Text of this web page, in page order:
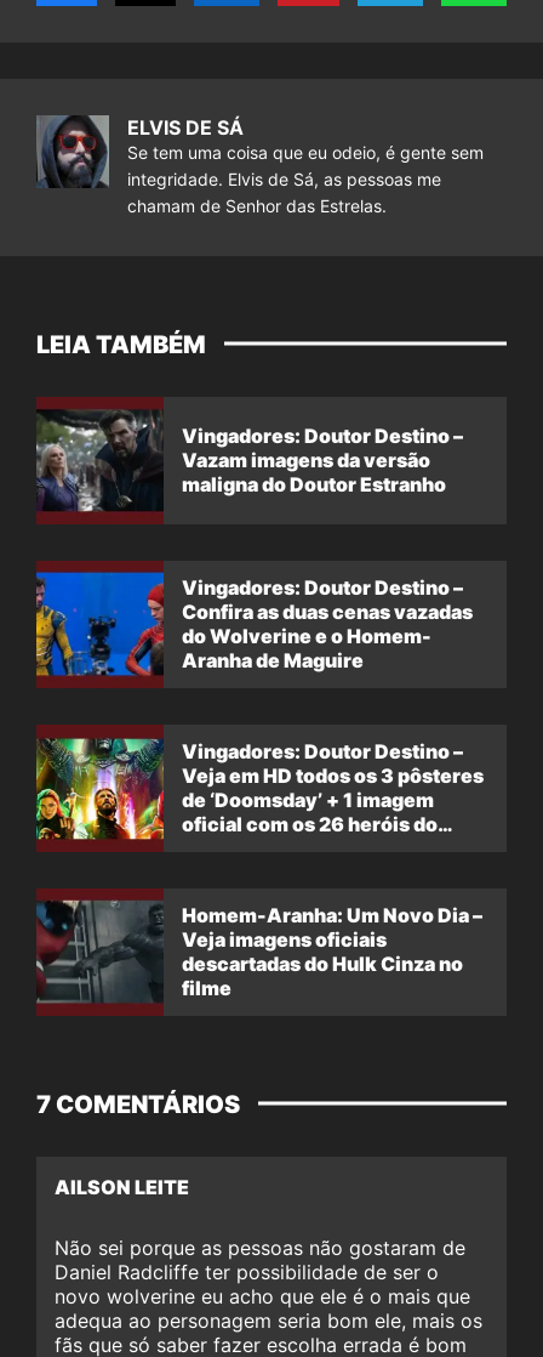
ELVIS DE SÁ
Se tem uma coisa que eu odeio, é gente sem
integridade. Elvis de Sá, as pessoas me
chamam de Senhor das Estrelas.
LEIA TAMBÉM
Vingadores: Doutor Destino –
Vazam imagens da versão
maligna do Doutor Estranho
Vingadores: Doutor Destino –
Confira as duas cenas vazadas
do Wolverine e o Homem-
Aranha de Maguire
Vingadores: Doutor Destino –
Veja em HD todos os 3 pôsteres
de ‘Doomsday’ + 1 imagem
oficial com os 26 heróis do
Homem-Aranha: Um Novo Dia –
Veja imagens oficiais
descartadas do Hulk Cinza no
filme
7 COMENTÁRIOS
AILSON LEITE
Não sei porque as pessoas não gostaram de
Daniel Radcliffe ter possibilidade de ser o
novo wolverine eu acho que ele é o mais que
adequa ao personagem seria bom ele, mais os
fãs que só saber fazer escolha errada é bom